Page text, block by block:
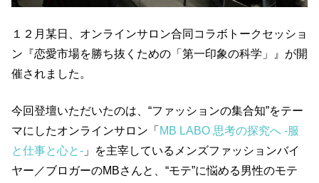
１２月某日、オンラインサロン合同コラボトークセッショ
ン『恋愛市場を勝ち抜くための「第一印象の科学」』が開
催されました。
今回登壇いただいたのは、“ファッションの集合知”をテー
マにしたオンラインサロン「 MB LABO 思考の探究へ -服
と仕事と心と- 」を主宰しているメンズファッションバイ
ヤー／ブロガーのMBさんと、“モテ”に悩める男性のモテ